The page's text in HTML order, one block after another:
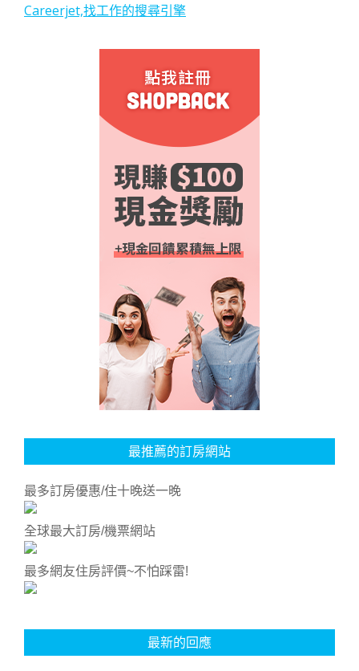
Careerjet,找工作的搜尋引擎
最推薦的訂房網站
最多訂房優惠/住十晚送一晚
全球最大訂房/機票網站
最多網友住房評價~不怕踩雷!
最新的回應